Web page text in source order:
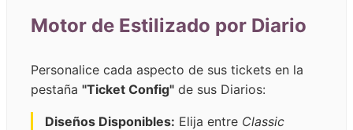
Motor de Estilizado por Diario
Personalice cada aspecto de sus tickets en la
pestaña "Ticket Config" de sus Diarios:
Diseños Disponibles: Elija entre Classic